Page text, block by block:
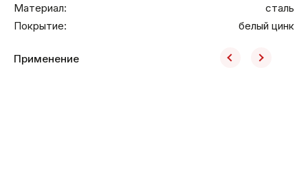
Материал:
сталь
Покрытие:
белый цинк
Применение